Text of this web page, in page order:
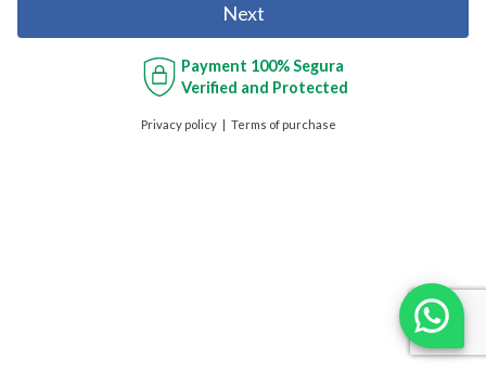
Next
Payment 100% Segura
Verified and Protected
Privacy policy Terms of purchase